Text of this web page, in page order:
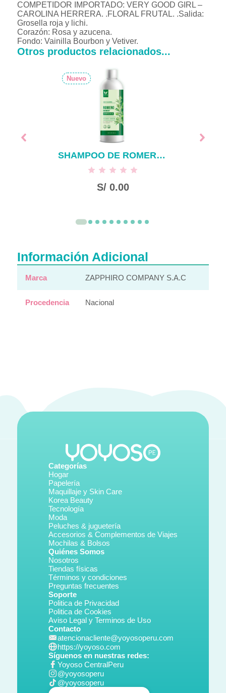
COMPETIDOR IMPORTADO: VERY GOOD GIRL –
CAROLINA HERRERA. .FLORAL FRUTAL. .Salida:
Grosella roja y lichi.
Corazón: Rosa y azucena.
Fondo: Vainilla Bourbon y Vetiver.
Otros productos relacionados...
Nuevo
SHAMPOO DE ROMERO SIN SAL X 500 ML
S/0.00
Información Adicional
Marca ZAPPHIRO COMPANY S.A.C
Procedencia Nacional
Categorías
Hogar
Papelería
Maquillaje y Skin Care
Korea Beauty
Tecnología
Moda
Peluches & juguetería
Accesorios & Complementos de Viajes
Mochilas & Bolsos
Quiénes Somos
Nosotros
Tiendas físicas
Términos y condiciones
Preguntas frecuentes
Soporte
Politica de Privacidad
Politica de Cookies
Aviso Legal y Terminos de Uso
Contacto
atencionacliente@yoyosoperu.com
https://yoyoso.com
Síguenos en nuestras redes:
Yoyoso CentralPeru
@yoyosoperu
@yoyosoperu